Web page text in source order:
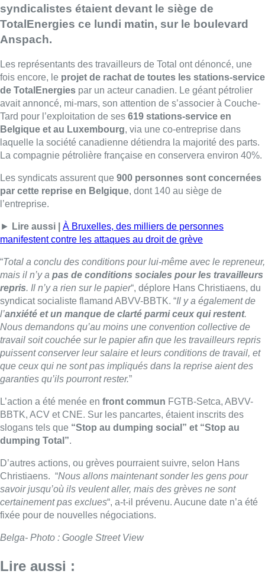
syndicalistes étaient devant le siège de
TotalEnergies ce lundi matin, sur le boulevard
Anspach.
Les représentants des travailleurs de Total ont dénoncé, une
fois encore, le projet de rachat de toutes les stations-service
de TotalEnergies par un acteur canadien. Le géant pétrolier
avait annoncé, mi-mars, son attention de s’associer à Couche-
Tard pour l’exploitation de ses 619 stations-service en
Belgique et au Luxembourg, via une co-entreprise dans
laquelle la société canadienne détiendra la majorité des parts.
La compagnie pétrolière française en conservera environ 40%.
Les syndicats assurent que 900 personnes sont concernées
par cette reprise en Belgique, dont 140 au siège de
l’entreprise.
► Lire aussi | À Bruxelles, des milliers de personnes
manifestent contre les attaques au droit de grève
“Total a conclu des conditions pour lui-même avec le repreneur,
mais il n’y a pas de conditions sociales pour les travailleurs
repris. Il n’y a rien sur le papier“, déplore Hans Christiaens, du
syndicat socialiste flamand ABVV-BBTK. “Il y a également de
l’anxiété et un manque de clarté parmi ceux qui restent.
Nous demandons qu’au moins une convention collective de
travail soit couchée sur le papier afin que les travailleurs repris
puissent conserver leur salaire et leurs conditions de travail, et
que ceux qui ne sont pas impliqués dans la reprise aient des
garanties qu’ils pourront rester.”
L’action a été menée en front commun FGTB-Setca, ABVV-
BBTK, ACV et CNE. Sur les pancartes, étaient inscrits des
slogans tels que “Stop au dumping social” et “Stop au
dumping Total”.
D’autres actions, ou grèves pourraient suivre, selon Hans
Christiaens. “Nous allons maintenant sonder les gens pour
savoir jusqu’où ils veulent aller, mais des grèves ne sont
certainement pas exclues“, a-t-il prévenu. Aucune date n’a été
fixée pour de nouvelles négociations.
Belga- Photo : Google Street View
Lire aussi :